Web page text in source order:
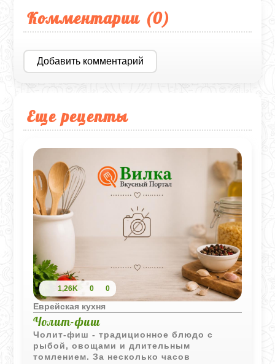
Комментарии (0)
Добавить комментарий
Еще рецепты
1,26K 0 0
Еврейская кухня
Чолит-фиш
Чолит-фиш - традиционное блюдо с
рыбой, овощами и длительным
томлением. За несколько часов